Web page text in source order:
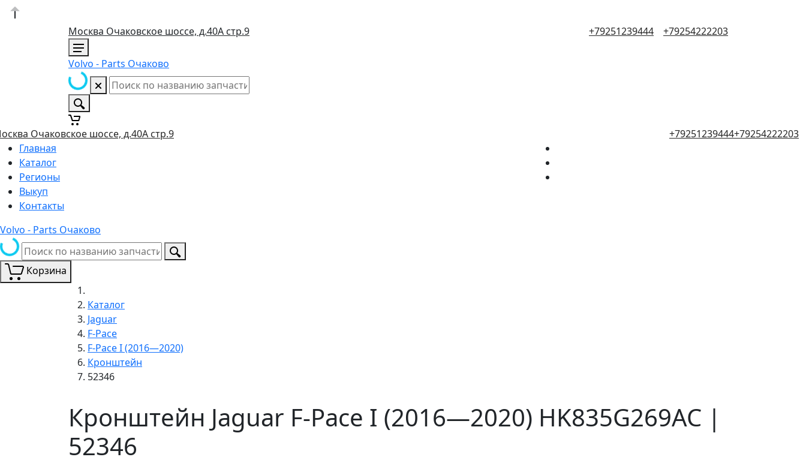
Москва Очаковское шоссе, д.40А стр.9 +79251239444 +79254222203
Volvo - Parts Очаково
Очаковское шоссе, д.40А стр.9 +79251239444+79254222203
Главная
Каталог
Регионы
Выкуп
Контакты
Volvo - Parts Очаково
Корзина
Каталог
Jaguar
F-Pace
F-Pace I (2016—2020)
Кронштейн
52346
Кронштейн Jaguar F-Pace I (2016—2020) HK835G269AC |
52346